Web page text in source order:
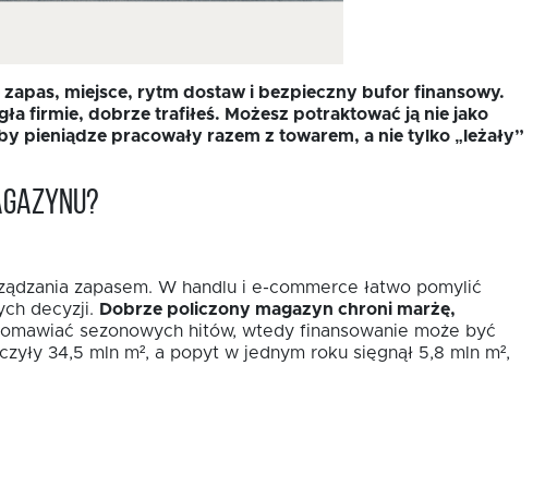
miejsce, rytm dostaw i bezpieczny bufor finansowy.
firmie, dobrze trafiłeś. Możesz potraktować ją nie jako
pieniądze pracowały razem z towarem, a nie tylko „leżały”
zapasem. W handlu i e-commerce łatwo pomylić
decyzji. Dobrze policzony magazyn chroni marżę,
sezonowych hitów, wtedy finansowanie może być
34,5 mln m², a popyt w jednym roku sięgnął 5,8 mln m²,